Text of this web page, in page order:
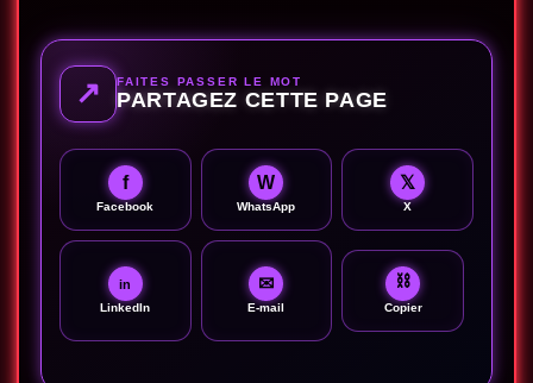
↗ FAITES PASSER LE MOT
PARTAGEZ CETTE PAGE
f
Facebook
W
WhatsApp
𝕏
X
in
LinkedIn
✉
E-mail
⛓
Copier